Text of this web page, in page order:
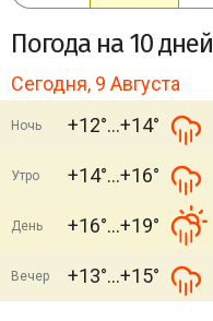
Погода на 10 дней
Сегодня, 9 Августа
Ночь +12° +14°
Утро +14° +16°
День +16° +19°
Вечер +13° +15°